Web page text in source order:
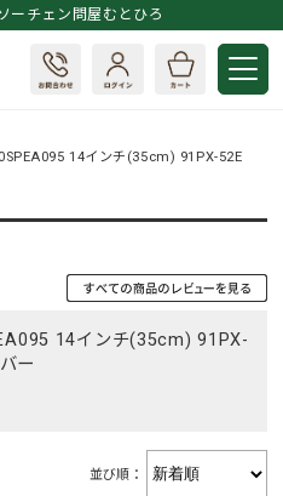
ーチェン問屋むとひろ
14インチ(35cm) 91PX-52E
14インチ(35cm) 91PX-
ー
並び順：